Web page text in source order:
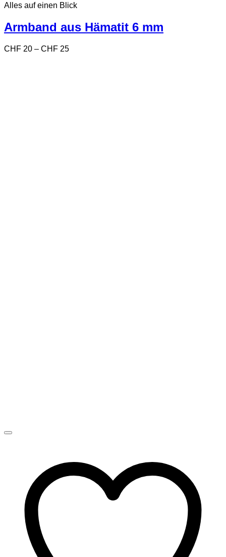
weist
Varianten
auf.
Optionen
Alles auf einen Blick
Armband aus Hämatit 6 mm
CHF 20 – CHF 25Preisspanne: